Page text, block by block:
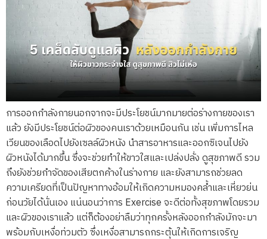
การออกกำลังกายนอกจากจะมีประโยชน์มากมายต่อร่างกายของเรา
แล้ว ยังมีประโยชน์ต่อผิวของคนเราด้วยเหมือนกัน เช่น เพิ่มการไหล
เวียนของเลือดไปยังเซลล์ผิวหนัง นำสารอาหารและออกซิเจนไปยัง
ผิวหนังได้มากขึ้น ซึ่งจะช่วยทำให้ขาวใสและเปล่งปลั่ง ดูสุขภาพดี รวม
ถึงยังช่วยกำจัดของเสียตกค้างในร่างกาย และยังสามารถช่วยลด
ความเครียดที่เป็นปัญหาทางอ้อมให้เกิดความหมองคล้ำและเหี่ยวย่น
ก่อนวัยได้นั่นเอง แน่นอนว่าการ Exercise จะดีต่อทั้งสุขภาพโดยรวม
และผิวของเราแล้ว แต่ก็ต้องอย่าลืมว่าทุกครั้งหลังออกกำลังมักจะมา
พร้อมกับเหงื่อท่วมตัว ซึ่งเหงื่อสามารถกระตุ้นให้เกิดการเจริญ